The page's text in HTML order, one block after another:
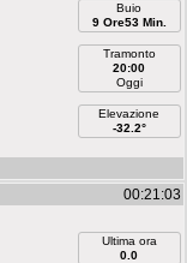
Buio
9 Ore53 Min.
Tramonto
20:00
Oggi
Elevazione
-32.2°
00:21:03
Ultima ora
0.0